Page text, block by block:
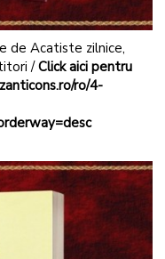
de Acatiste zilnice,
/Click aici pentru
ro/4-